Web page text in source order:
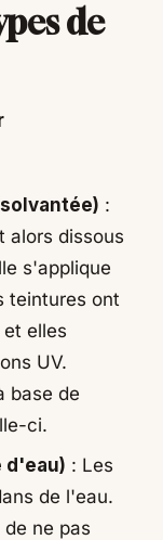
de
:
alors dissous
s'applique
teintures ont
elles
UV.
base de
ci.
d'eau) : Les
de l'eau.
ne pas